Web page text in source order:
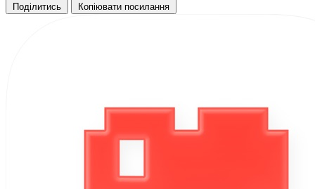
Поділитись Копіювати посилання